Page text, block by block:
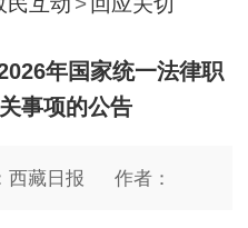
年国家统一法律职
事项的公告
西藏日报 作者：